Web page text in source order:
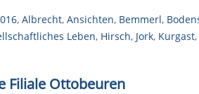
, Albrecht, Ansichten, Bemmerl,
Leben, Hirsch, Jork, Kurgast,
Filiale Ottobeuren